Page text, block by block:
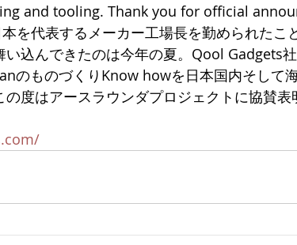
and tooling. Thank you for official
を代表するメーカー工場長を勤められたこ
い込んできたのは今年の夏。Qool Gadgets
のものづくりKnow howを日本国内そして
度はアースラウンダプロジェクトに協賛表